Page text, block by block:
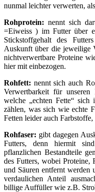
nunmal leichter verwerten,
Rohprotein: nennt sich
=Eiweiss ) im Futter über
Stickstoffgehalt des
Auskunft über die jeweilige
nichtverwertbare Proteine
hier mit einbezogen.
Rohfett: nennt sich auch
Verwertbarkeit für
welche „echten Fette“
zählen, was sich wie echte
Fetten leider auch
Rohfaser: gibt dagegen
Futters, denn hiermit
pflanzlichen Bestandteile
des Futters, wobei
und Säuren entfernt werden
verdaulichen Anteil
billige Auffüller wie z.B.